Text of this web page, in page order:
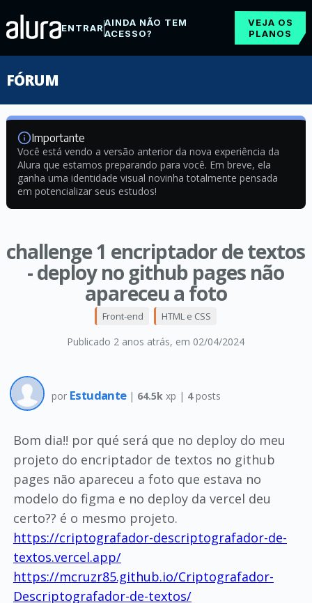
ENTRARAINDA NÃO TEM
ACESSO?
VEJA OS
PLANOS
FÓRUM
Importante
Você está vendo a versão anterior da nova experiência da
Alura que estamos preparando para você. Em breve, ela
ganha uma identidade visual novinha totalmente pensada
em potencializar seus estudos!
challenge 1 encriptador de textos
- deploy no github pages não
apareceu a foto
Publicado 2 anos atrás, em 02/04/2024
Front-end HTML e CSS
por Estudante | 64.5k xp | 4posts
Bom dia!! por qué será que no deploy do meu
projeto do encriptador de textos no github
pages não apareceu a foto que estava no
modelo do figma e no deploy da vercel deu
certo?? é o mesmo projeto.
https://criptografador-descriptografador-de-
textos.vercel.app/
https://mcruzr85.github.io/Criptografador-
Descriptografador-de-textos/